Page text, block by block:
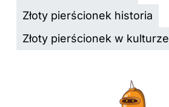
Złoty pierścionek historia
Złoty pierścionek w kulturze